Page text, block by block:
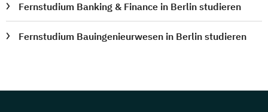
Fernstudium Banking & Finance in Berlin studieren
Fernstudium Bauingenieurwesen in Berlin studieren